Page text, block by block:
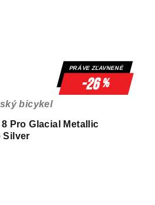
PRÁVE ZĽAVNENÉ
-26%
Pro Glacial Metallic
Silver
bicykel